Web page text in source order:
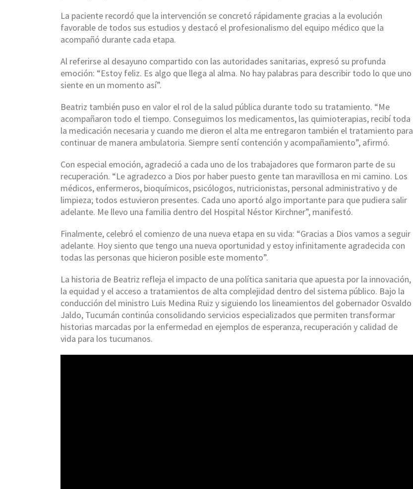
La paciente recordó que la intervención se concretó rápidamente gracias a la evolución
favorable de todos sus estudios y destacó el profesionalismo del equipo médico que la
acompañó durante cada etapa.
Al referirse al desayuno compartido con las autoridades sanitarias, expresó su profunda
emoción: “Estoy feliz. Es algo que llega al alma. No hay palabras para describir todo lo que uno
siente en un momento así”.
Beatriz también puso en valor el rol de la salud pública durante todo su tratamiento. “Me
acompañaron todo el tiempo. Conseguimos los medicamentos, las quimioterapias, recibí toda
la medicación necesaria y cuando me dieron el alta me entregaron también el tratamiento para
continuar de manera ambulatoria. Siempre sentí contención y acompañamiento”, afirmó.
Con especial emoción, agradeció a cada uno de los trabajadores que formaron parte de su
recuperación. “Le agradezco a Dios por haber puesto gente tan maravillosa en mi camino. Los
médicos, enfermeros, bioquímicos, psicólogos, nutricionistas, personal administrativo y de
limpieza; todos estuvieron presentes. Cada uno aportó algo importante para que pudiera salir
adelante. Me llevo una familia dentro del Hospital Néstor Kirchner”, manifestó.
Finalmente, celebró el comienzo de una nueva etapa en su vida: “Gracias a Dios vamos a seguir
adelante. Hoy siento que tengo una nueva oportunidad y estoy infinitamente agradecida con
todas las personas que hicieron posible este momento”.
La historia de Beatriz refleja el impacto de una política sanitaria que apuesta por la innovación,
la equidad y el acceso a tratamientos de alta complejidad dentro del sistema público. Bajo la
conducción del ministro Luis Medina Ruiz y siguiendo los lineamientos del gobernador Osvaldo
Jaldo, Tucumán continúa consolidando servicios especializados que permiten transformar
historias marcadas por la enfermedad en ejemplos de esperanza, recuperación y calidad de
vida para los tucumanos.